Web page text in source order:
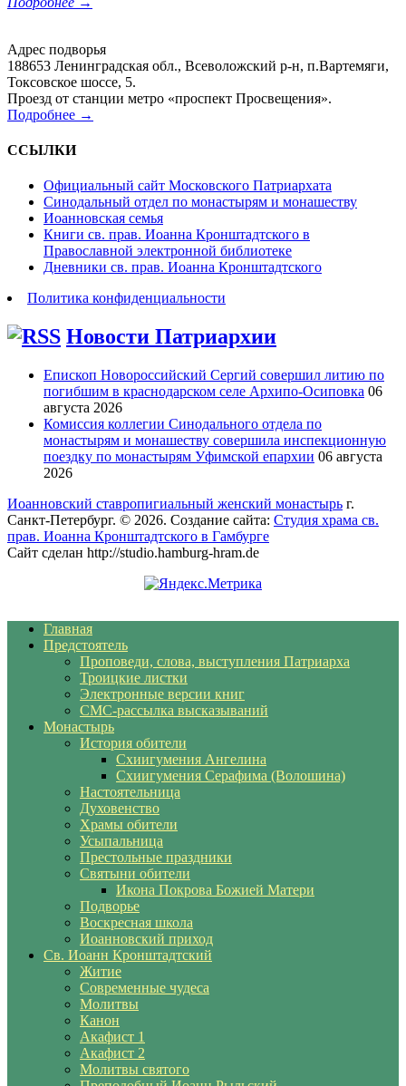
Адрес подворья
188653 Ленинградская обл., Всеволожский р-н, п.Вартемяги,
Токсовское шоссе, 5.
Проезд от станции метро «проспект Просвещения».
Подробнее →
ССЫЛКИ
Официальный сайт Московского Патриархата
Синодальный отдел по монастырям и монашеству
Иоанновская семья
Книги св. прав. Иоанна Кронштадтского в
Православной электронной библиотеке
Дневники св. прав. Иоанна Кронштадтского
Политика конфиденциальности
Новости Патриархии
Епископ Новороссийский Сергий совершил литию по
погибшим в краснодарском селе Архипо-Осиповка 06
августа 2026
Комиссия коллегии Синодального отдела по
монастырям и монашеству совершила инспекционную
поездку по монастырям Уфимской епархии 06 августа
2026
Иоанновский ставропигиальный женский монастырь г.
Санкт-Петербург. © 2026. Создание сайта: Студия храма св.
прав. Иоанна Кронштадтского в Гамбурге
Сайт сделан http://studio.hamburg-hram.de
Главная
Предстоятель
Проповеди, слова, выступления Патриарха
Троицкие листки
Электронные версии книг
СМС-рассылка высказываний
Монастырь
История обители
Схиигумения Ангелина
Схиигумения Серафима (Волошина)
Настоятельница
Духовенство
Храмы обители
Усыпальница
Престольные праздники
Святыни обители
Икона Покрова Божией Матери
Подворье
Воскресная школа
Иоанновский приход
Св. Иоанн Кронштадтский
Житие
Современные чудеса
Молитвы
Канон
Акафист 1
Акафист 2
Молитвы святого